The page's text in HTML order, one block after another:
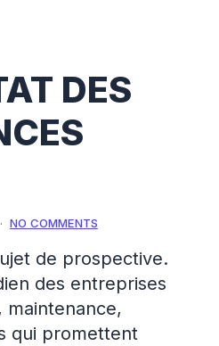
DES
NO COMMENTS
de prospective.
des entreprises
maintenance,
qui promettent